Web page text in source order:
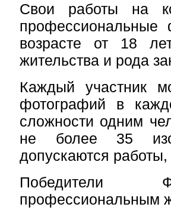
Свои работы на
возрасте от 18
жительства и рода
Каждый участник
фотографий в
сложности одним
не более 35
допускаются
Победители
профессиональным